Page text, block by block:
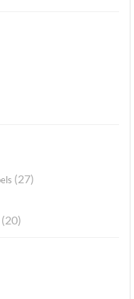
(27)
(20)